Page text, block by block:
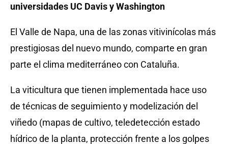
universidades UC Davis y Washington
El Valle de Napa, una de las zonas vitivinícolas más
prestigiosas del nuevo mundo, comparte en gran
parte el clima mediterráneo con Cataluña.
La viticultura que tienen implementada hace uso
de técnicas de seguimiento y modelización del
viñedo (mapas de cultivo, teledetección estado
hídrico de la planta, protección frente a los golpes